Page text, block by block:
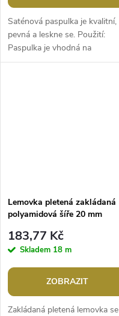
Saténová paspulka je kvalitní,
pevná a leskne se. Použití:
Paspulka je vhodná na
olemování bytového textilu
Lemovka pletená zakládaná
polyamidová šíře 20 mm
183,77 Kč
Skladem 18 m
ZOBRAZIT
Zakládaná pletená lemovka se